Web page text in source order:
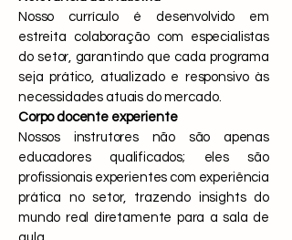
Nosso currículo é desenvolvido em
estreita colaboração com especialistas
do setor, garantindo que cada programa
seja prático, atualizado e responsivo às
necessidades atuais do mercado.
Corpo docente experiente
Nossos instrutores não são apenas
educadores qualificados; eles são
profissionais experientes com experiência
prática no setor, trazendo insights do
mundo real diretamente para a sala de